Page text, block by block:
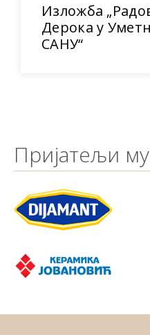
Изложба
Дерока у
САНУ“
Пријатељи